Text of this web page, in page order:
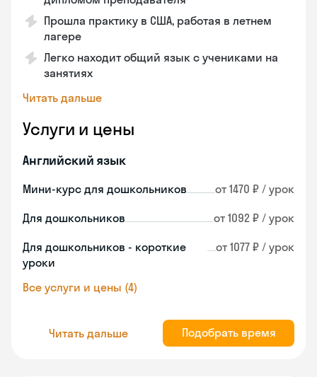
Прошла практику в США, работая в летнем
лагере
Легко находит общий язык с учениками на
занятиях
Читать дальше
Услуги и цены
Английский язык
Мини-курс для дошкольников от 1470 ₽ / урок
Для дошкольников от 1092 ₽ / урок
Для дошкольников - короткие
уроки
от 1077 ₽ / урок
Все услуги и цены (4)
Читать дальше Подобрать время